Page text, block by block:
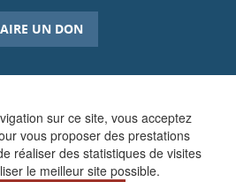
sur ce site, vous acceptez
vous proposer des prestations
réaliser des statistiques de visites
le meilleur site possible.
UN DON